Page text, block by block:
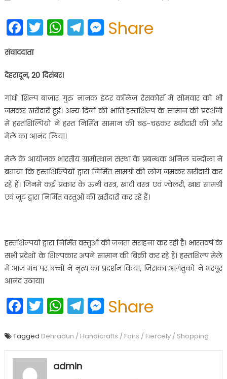
Facebook
Twitter
WhatsApp
Telegram
Messenger
Share
संवाददाता
देहरादून, 20 दिसंबर।
गांधी शिल्प बाजार गुरु नानक इंटर कॉलेज रेसकोर्स में सोमवार को भी
जमकर खरीदारी हुई। अन्य दिनों की भांति हस्तशिल्प के सामान की प्रदर्शनी
में हस्तशिल्पियों ने हस्त निर्मित सामान की बढ़-चढ़कर खरीदारी की और
मेले का आनंद लिया।
मेले के आयोजक भारतीय ग्रामोत्थान संस्था के प्रबन्धक अनिल चन्दोला ने
बताया कि हस्तशिल्पियों द्वारा निर्मित सामग्री की लोग जमकर खरीदारी कर
रहे हैं। जिनमे कई प्रकार के ऊनी वस्त्र, खादी वस्त्र एवं ज्वेलरी, खाद्य सामग्री
एवं जूट द्वारा निर्मित वस्तुओं की खरीदारी कर रहे हैं।
हस्तशिल्पयो द्वारा निर्मित वस्तुओं की जनता सराहना कर रही है। भारतवर्ष के
सभी प्रदेशों के शिल्पकार अपने सामान की बिक्री कर रहे हैं। हस्तशिल्प मेले
में आज मंच पर बच्चों ने नृत्य का प्रदर्शन किया, जिसका आगंतुकों ने भरपूर
आनंद उठाया।
Facebook
Twitter
WhatsApp
Telegram
Messenger
Share
Tagged Dehradun / Handicrafts / Fairs / Fiercely / Shopping
admin